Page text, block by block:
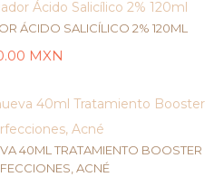
ÁCIDO SALICÍLICO 2% 120ML
MXN
40ML TRATAMIENTO BOOSTER
ACNÉ